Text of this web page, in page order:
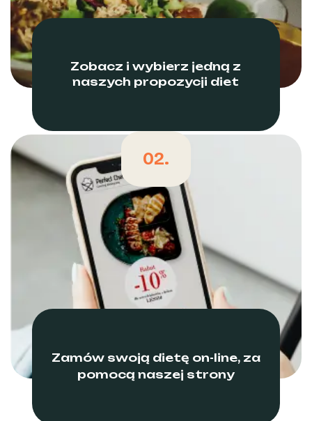
Zobacz i wybierz jedną z
naszych propozycji diet
02.
Zamów swoją dietę on-line, za
pomocą naszej strony